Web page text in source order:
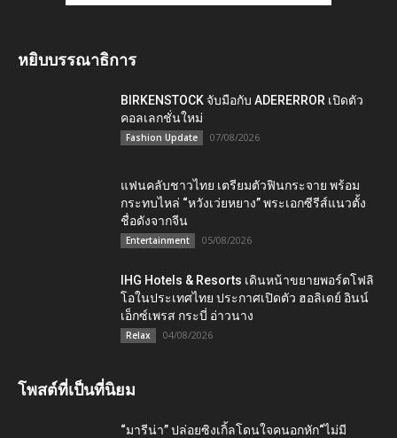
หยิบบรรณาธิการ
BIRKENSTOCK จับมือกับ ADERERROR เปิดตัว
คอลเลกชั่นใหม่
Fashion Update 07/08/2026
แฟนคลับชาวไทย เตรียมตัวฟินกระจาย พร้อม
กระทบไหล่ “หวังเว่ยหยาง” พระเอกซีรีส์แนวตั้ง
ชื่อดังจากจีน
Entertainment 05/08/2026
IHG Hotels & Resorts เดินหน้าขยายพอร์ตโฟลิ
โอในประเทศไทย ประกาศเปิดตัว ฮอลิเดย์ อินน์
เอ็กซ์เพรส กระบี่ อ่าวนาง
Relax 04/08/2026
โพสต์ที่เป็นที่นิยม
“มารีน่า” ปล่อยซิงเกิ้ลโดนใจคนอกหัก“ไม่มี